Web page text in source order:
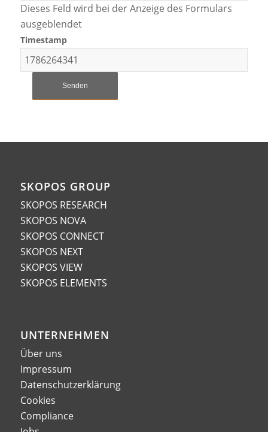
Dieses Feld wird bei der Anzeige des Formulars
ausgeblendet
Timestamp
SKOPOS GROUP
SKOPOS RESEARCH
SKOPOS NOVA
SKOPOS CONNECT
SKOPOS NEXT
SKOPOS VIEW
SKOPOS ELEMENTS
UNTERNEHMEN
Über uns
Impressum
Datenschutzerklärung
Cookies
Compliance